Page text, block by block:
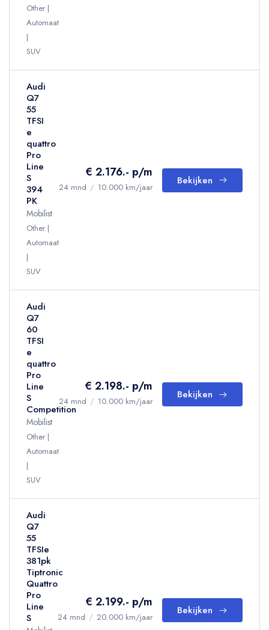
Other
Automaat
SUV
Audi
Q7
55
TFSI
e
quattro
Pro
Line
S
394
PK
Mobilist
Other
Automaat
SUV
€ 2.176.- p/m
24 mnd / 10.000 km/jaar
Bekijken
Audi
Q7
60
TFSI
e
quattro
Pro
Line
S
Competition
Mobilist
Other
Automaat
SUV
€ 2.198.- p/m
24 mnd / 10.000 km/jaar
Bekijken
Audi
Q7
55
TFSIe
381pk
Tiptronic
Quattro
Pro
Line
S
€ 2.199.- p/m
24 mnd / 20.000 km/jaar
Bekijken